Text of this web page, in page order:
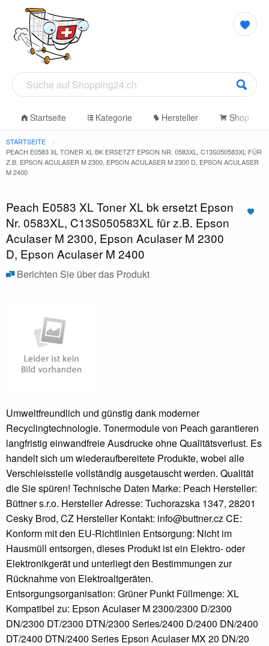
Startseite Kategorie Hersteller Shop
STARTSEITE
PEACH E0583 XL TONER XL BK ERSETZT EPSON NR. 0583XL, C13S050583XL FÜR
Z.B. EPSON ACULASER M 2300, EPSON ACULASER M 2300 D, EPSON ACULASER
M 2400
Peach E0583 XL Toner XL bk ersetzt Epson
Nr. 0583XL, C13S050583XL für z.B. Epson
Aculaser M 2300, Epson Aculaser M 2300
D, Epson Aculaser M 2400
Berichten Sie über das Produkt
Umweltfreundlich und günstig dank moderner
Recyclingtechnologie. Tonermodule von Peach garantieren
langfristig einwandfreie Ausdrucke ohne Qualitätsverlust. Es
handelt sich um wiederaufbereitete Produkte, wobei alle
Verschleissteile vollständig ausgetauscht werden. Qualität
die Sie spüren! Technische Daten Marke: Peach Hersteller:
Büttner s.r.o. Hersteller Adresse: Tuchorazska 1347, 28201
Cesky Brod, CZ Hersteller Kontakt: info@buttner.cz CE:
Konform mit den EU-Richtlinien Entsorgung: Nicht im
Hausmüll entsorgen, dieses Produkt ist ein Elektro- oder
Elektronikgerät und unterliegt den Bestimmungen zur
Rücknahme von Elektroaltgeräten.
Entsorgungsorganisation: Grüner Punkt Füllmenge: XL
Kompatibel zu: Epson Aculaser M 2300/2300 D/2300
DN/2300 DT/2300 DTN/2300 Series/2400 D/2400 DN/2400
DT/2400 DTN/2400 Series Epson Aculaser MX 20 DN/20